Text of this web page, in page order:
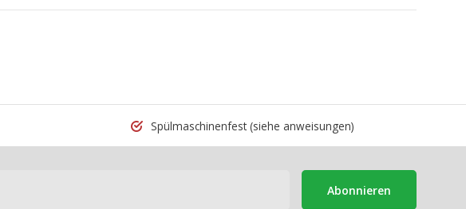
Spülmaschinenfest(siehe anweisungen)
Abonnieren